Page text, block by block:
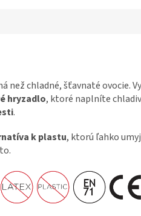
než chladné, šťavnaté ovocie.
hryzadlo, ktoré naplníte
.
k plastu, ktorú ľahko